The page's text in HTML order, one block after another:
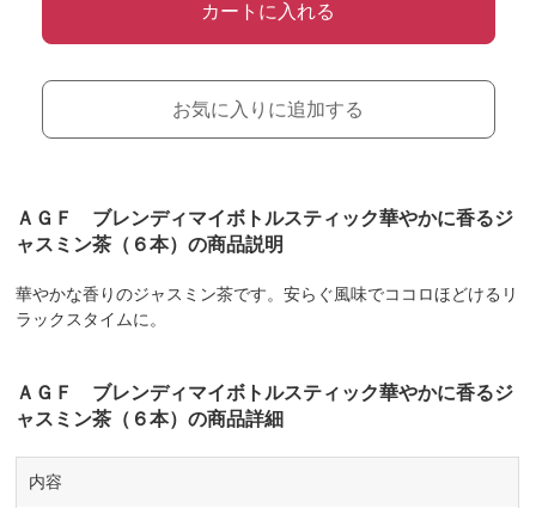
カートに入れる
お気に入りに追加する
ＡＧＦ ブレンディマイボトルスティック華やかに香るジ
ャスミン茶（６本）の商品説明
華やかな香りのジャスミン茶です。安らぐ風味でココロほどけるリ
ラックスタイムに。
ＡＧＦ ブレンディマイボトルスティック華やかに香るジ
ャスミン茶（６本）の商品詳細
内容